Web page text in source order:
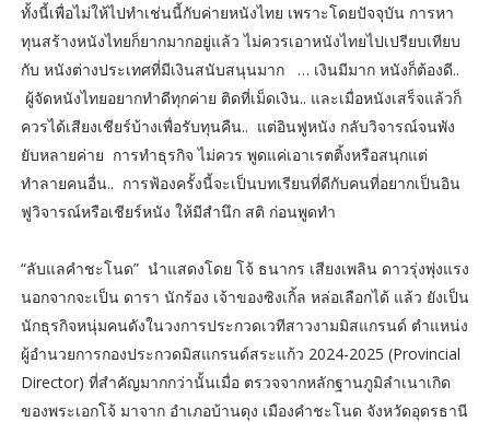
ทั้งนี้เพื่อไม่ให้ไปทำเช่นนี้กับค่ายหนังไทย เพราะโดยปัจจุบัน การหา
ทุนสร้างหนังไทยก็ยากมากอยู่แล้ว ไม่ควรเอาหนังไทยไปเปรียบเทียบ
กับ หนังต่างประเทศที่มีเงินสนับสนุนมาก … เงินมีมาก หนังก็ต้องดี..
ผู้จัดหนังไทยอยากทำดีทุกค่าย ติดที่เม็ดเงิน.. และเมื่อหนังเสร็จแล้วก็
ควรได้เสียงเชียร์บ้างเพื่อรับทุนคืน.. แต่อินฟูหนัง กลับวิจารณ์จนพัง
ยับหลายค่าย การทำธุรกิจ ไม่ควร พูดแค่เอาเรตติ้งหรือสนุกแต่
ทำลายคนอื่น.. การฟ้องครั้งนี้จะเป็นบทเรียนที่ดีกับคนที่อยากเป็นอิน
ฟูวิจารณ์หรือเชียร์หนัง ให้มีสำนึก สติ ก่อนพูดทำ
“ลับแลคำชะโนด” นำแสดงโดย โจ้ ธนากร เสียงเพลิน ดาวรุ่งพุ่งแรง
นอกจากจะเป็น ดารา นักร้อง เจ้าของซิงเกิ้ล หล่อเลือกได้ แล้ว ยังเป็น
นักธุรกิจหนุ่มคนดังในวงการประกวดเวทีสาวงามมิสแกรนด์ ตำแหน่ง
ผู้อำนวยการกองประกวดมิสแกรนด์สระแก้ว 2024-2025 (Provincial
Director) ที่สำคัญมากกว่านั้นเมื่อ ตรวจจากหลักฐานภูมิลำเนาเกิด
ของพระเอกโจ้ มาจาก อำเภอบ้านดุง เมืองคำชะโนด จังหวัดอุดรธานี